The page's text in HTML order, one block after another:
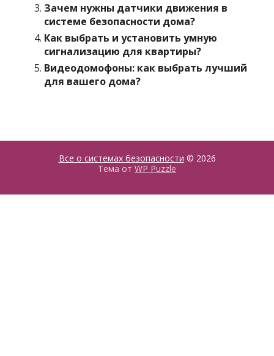
Зачем нужны датчики движения в
системе безопасности дома?
Как выбрать и установить умную
сигнализацию для квартиры?
Видеодомофоны: как выбрать лучший
для вашего дома?
Все о системах безопасности © 2026
Тема от WP Puzzle